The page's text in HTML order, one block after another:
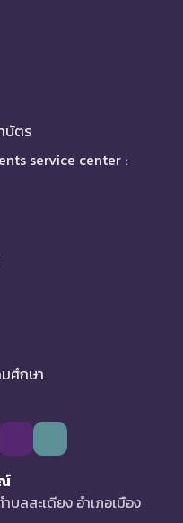
บัตร
service center :
ศึกษา
ลสะเดียง อำเภอเมือง